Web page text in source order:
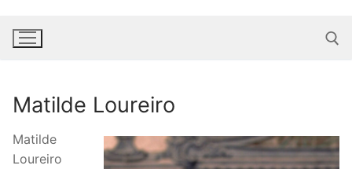
Matilde Loureiro
Matilde
Loureiro